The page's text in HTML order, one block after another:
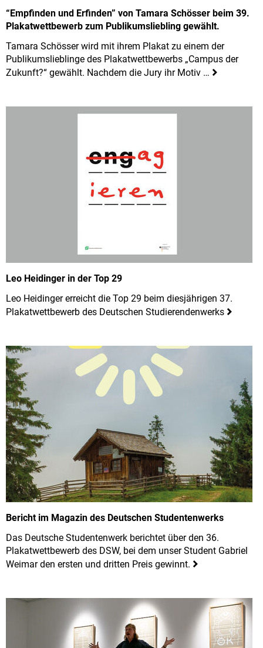
“Empfinden und Erfinden” von Tamara Schösser beim 39.
Plakatwettbewerb zum Publikumsliebling gewählt.
Tamara Schösser wird mit ihrem Plakat zu einem der
Publikumslieblinge des Plakatwettbewerbs „Campus der
Zukunft?“ gewählt. Nachdem die Jury ihr Motiv …
Leo Heidinger in der Top 29
Leo Heidinger erreicht die Top 29 beim diesjährigen 37.
Plakatwettbewerb des Deutschen Studierendenwerks
Bericht im Magazin des Deutschen Studentenwerks
Das Deutsche Studentenwerk berichtet über den 36.
Plakatwettbewerb des DSW, bei dem unser Student Gabriel
Weimar den ersten und dritten Preis gewinnt.